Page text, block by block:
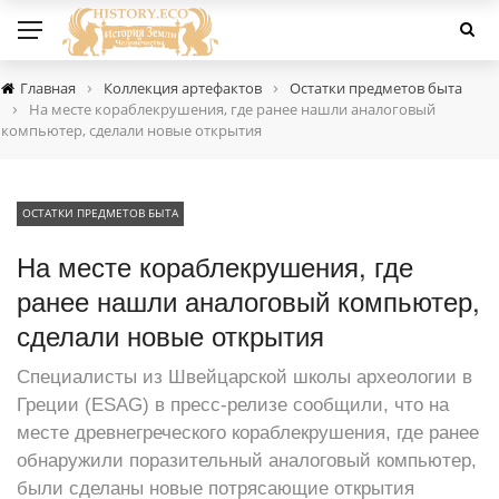
Главная › Коллекция артефактов › Остатки предметов быта
›
На месте кораблекрушения, где ранее нашли аналоговый
компьютер, сделали новые открытия
ОСТАТКИ ПРЕДМЕТОВ БЫТА
На месте кораблекрушения, где
ранее нашли аналоговый компьютер,
сделали новые открытия
Специалисты из Швейцарской школы археологии в
Греции (ESAG) в пресс-релизе сообщили, что на
месте древнегреческого кораблекрушения, где ранее
обнаружили поразительный аналоговый компьютер,
были сделаны новые потрясающие открытия